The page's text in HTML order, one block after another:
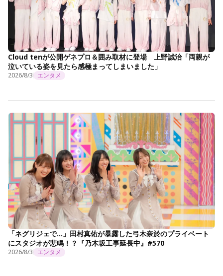
Cloud tenが公開ゲネプロ＆囲み取材に登場 上野誠治「両親が
泣いている姿を見たら感極まってしまいました」
2026/8/3 エンタメ
「ネグリジェで…」田村真佑が暴露した弓木奈於のプライベート
にスタジオが悲鳴！？『乃木坂工事延長中』#570
2026/8/3 エンタメ